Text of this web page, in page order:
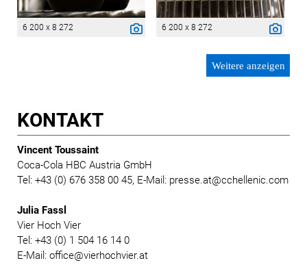
6 200 x 8 272 6 200 x 8 272
Weitere anzeigen
KONTAKT
Vincent Toussaint
Coca-Cola HBC Austria GmbH
Tel: +43 (0) 676 358 00 45, E-Mail: presse.at@cchellenic.com
Julia Fassl
Vier Hoch Vier
Tel: +43 (0) 1 504 16 14 0
E-Mail: office@vierhochvier.at